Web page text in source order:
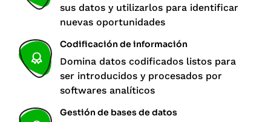
sus datos y utilizarlos para identificar
nuevas oportunidades
Codificación de información
Domina datos codificados listos para
ser introducidos y procesados por
softwares analíticos
Gestión de bases de datos